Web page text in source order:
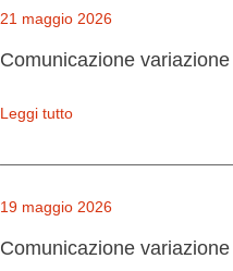
21 maggio 2026
Comunicazione
Leggi tutto
19 maggio 2026
Comunicazione